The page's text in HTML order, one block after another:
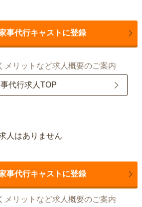
事代行キャストに登録
メリットなど求人概要のご案内
代行求人TOP
人はありません
事代行キャストに登録
メリットなど求人概要のご案内